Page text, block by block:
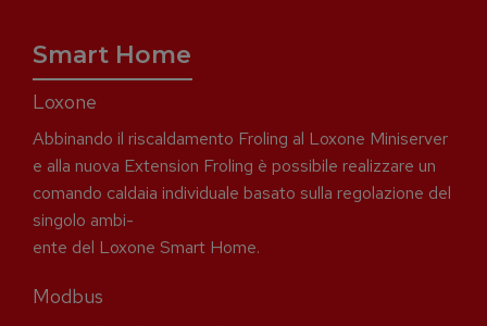
Smart Home
Loxone
Abbinando il riscaldamento Froling al Loxone Miniserver
e alla nuova Extension Froling è possibile realizzare un
comando caldaia individuale basato sulla regolazione del
singolo ambi-
ente del Loxone Smart Home.
Modbus